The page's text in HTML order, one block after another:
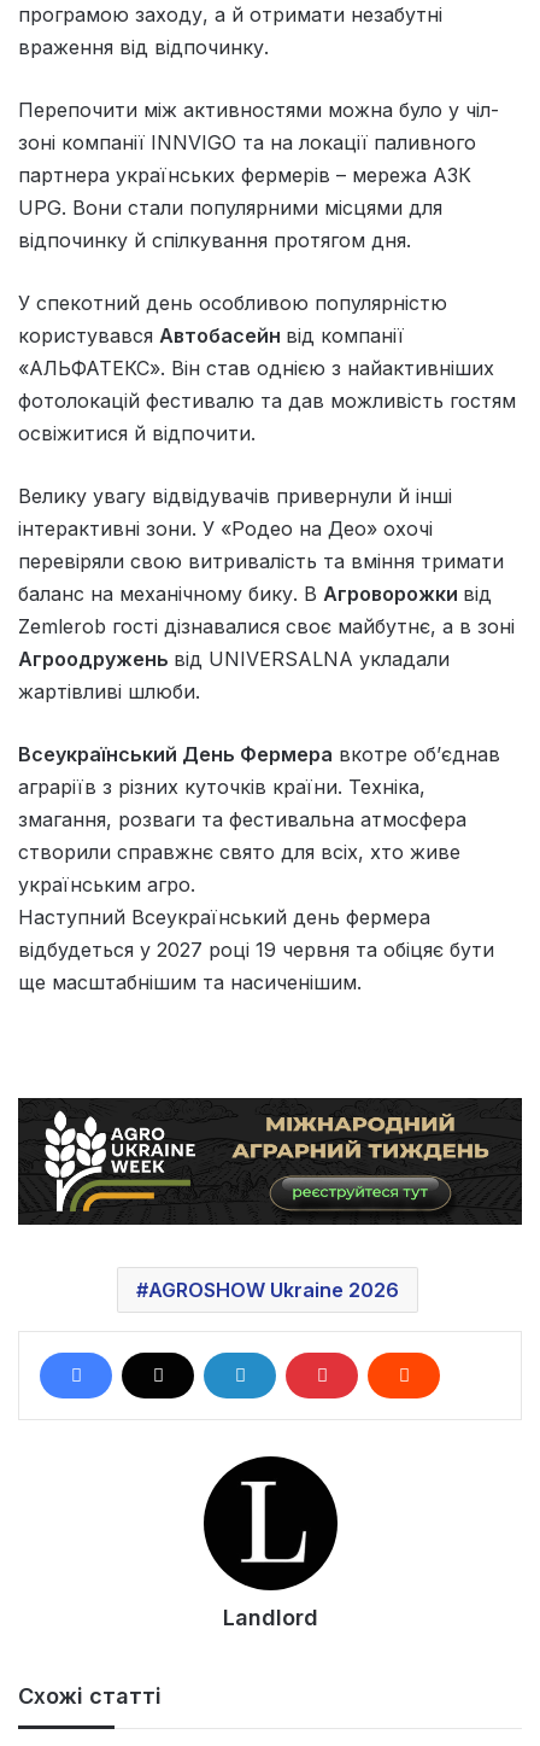
програмою заходу, а й отримати незабутні
враження від відпочинку.
Перепочити між активностями можна було у чіл-
зоні компанії INNVIGO та на локації паливного
партнера українських фермерів – мережа АЗК
UPG. Вони стали популярними місцями для
відпочинку й спілкування протягом дня.
У спекотний день особливою популярністю
користувався Автобасейн від компанії
«АЛЬФАТЕКС». Він став однією з найактивніших
фотолокацій фестивалю та дав можливість гостям
освіжитися й відпочити.
Велику увагу відвідувачів привернули й інші
інтерактивні зони. У «Родео на Део» охочі
перевіряли свою витривалість та вміння тримати
баланс на механічному бику. В Агроворожки від
Zemlerob гості дізнавалися своє майбутнє, а в зоні
Агроодружень від UNIVERSALNA укладали
жартівливі шлюби.
Всеукраїнський День Фермера вкотре об’єднав
аграріїв з різних куточків країни. Техніка,
змагання, розваги та фестивальна атмосфера
створили справжнє свято для всіх, хто живе
українським агро.
Наступний Всеукраїнський день фермера
відбудеться у 2027 році 19 червня та обіцяє бути
ще масштабнішим та насиченішим.
AGROSHOW Ukraine 2026
Landlord
Схожі статті